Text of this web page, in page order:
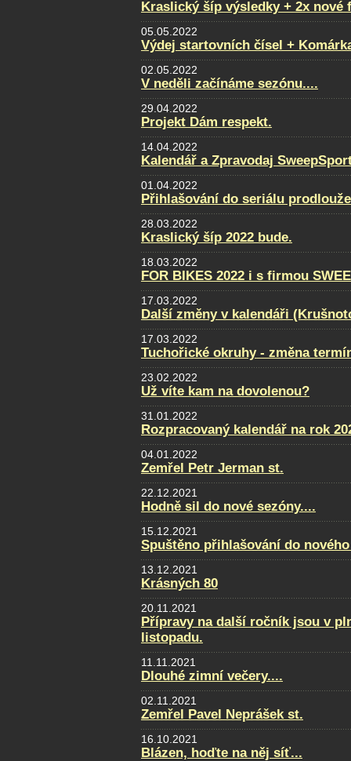
Kraslický šíp výsledky + 2x nové
05.05.2022
Výdej startovních čísel +
02.05.2022
V neděli začínáme sezónu....
29.04.2022
Projekt Dám respekt.
14.04.2022
Kalendář a Zpravodaj
01.04.2022
Přihlašování do seriálu
28.03.2022
Kraslický šíp 2022 bude.
18.03.2022
FOR BIKES 2022 i s firmou
17.03.2022
Další změny v kalendáři
17.03.2022
Tuchořické okruhy - změna
23.02.2022
Už víte kam na dovolenou?
31.01.2022
Rozpracovaný kalendář na rok
04.01.2022
Zemřel Petr Jerman st.
22.12.2021
Hodně sil do nové sezóny....
15.12.2021
Spuštěno přihlašování do
13.12.2021
Krásných 80
20.11.2021
Přípravy na další ročník jsou v
listopadu.
11.11.2021
Dlouhé zimní večery....
02.11.2021
Zemřel Pavel Neprášek st.
16.10.2021
Blázen, hoďte na něj síť...